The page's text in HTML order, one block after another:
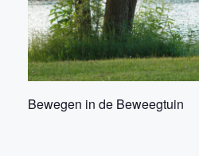
Bewegen in de Beweegtuin